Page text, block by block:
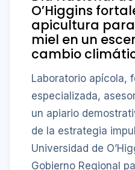
O’Higgins
apicultura
miel en un
cambio
Laboratorio apícola,
especializada,
un apiario
de la estrategia
Universidad de
Gobierno Regional